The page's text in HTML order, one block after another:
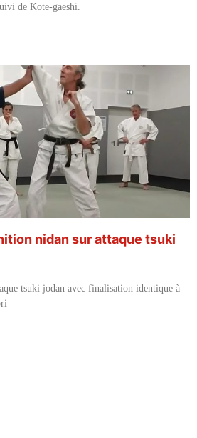
de Kote-gaeshi.
nidan sur attaque tsuki
tsuki jodan avec finalisation identique à